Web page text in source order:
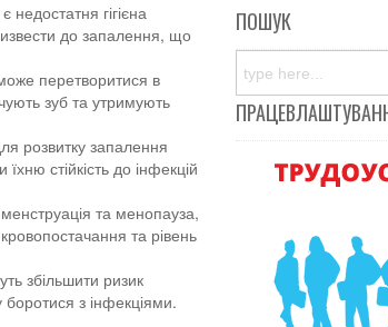
гігієна
до запалення, що
перетворитися в
зуб та утримують
розвитку запалення
стійкість до інфекцій
менструація та менопауза,
та рівень
збільшити ризик
боротися з інфекціями.
ПОШУК